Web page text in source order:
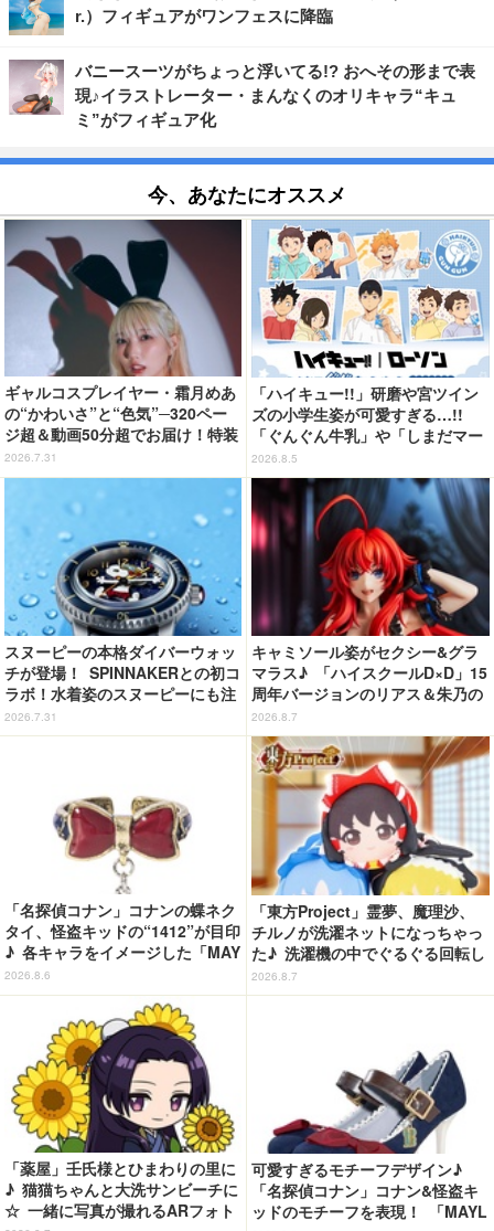
r.）フィギュアがワンフェスに降臨
バニースーツがちょっと浮いてる!? おへその形まで表
現♪イラストレーター・まんなくのオリキャラ“キュ
ミ”がフィギュア化
今、あなたにオススメ
ギャルコスプレイヤー・霜月めあ
の“かわいさ”と“色気”─320ペー
ジ超＆動画50分超でお届け！特装
合本版のデジタル写真集が登場
2026.7.31
「ハイキュー!!」研磨や宮ツイン
ズの小学生姿が可愛すぎる…!!
「ぐんぐん牛乳」や「しまだマー
ト」デザインのグッズも!? ロー
ソン限定グッズが登場！
2026.8.5
スヌーピーの本格ダイバーウォッ
チが登場！ SPINNAKERとの初コ
ラボ！水着姿のスヌーピーにも注
目
2026.7.31
キャミソール姿がセクシー&グラ
マラス♪ 「ハイスクールD×D」15
周年バージョンのリアス＆朱乃の
フィギュアがリニューアルパッケ
ージで登場！
2026.8.7
「名探偵コナン」コナンの蝶ネク
タイ、怪盗キッドの“1412”が目印
♪ 各キャラをイメージした「MAY
LA」リングセットがセール中
2026.8.6
「東方Project」霊夢、魔理沙、
チルノが洗濯ネットになっちゃっ
た♪ 洗濯機の中でぐるぐる回転し
続ける姿を思わず眺めたくなっち
ゃう!?
2026.8.7
「薬屋」壬氏様とひまわりの里に
♪ 猫猫ちゃんと大洗サンビーチに
☆ 一緒に写真が撮れるARフォト
可愛すぎるモチーフデザイン♪
「名探偵コナン」コナン&怪盗キ
ッドのモチーフを表現！ 「MAYL